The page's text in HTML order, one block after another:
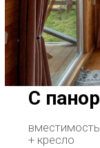
С
+ кресло